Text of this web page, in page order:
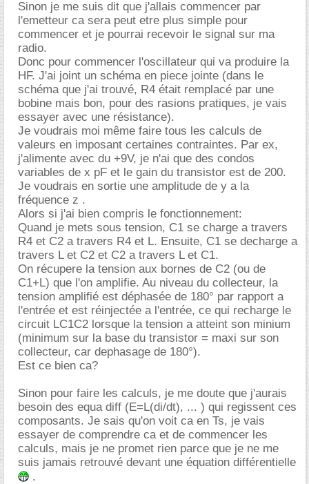
Sinon je me suis dit que j'allais commencer par
l'emetteur ca sera peut etre plus simple pour
commencer et je pourrai recevoir le signal sur ma
radio.
Donc pour commencer l'oscillateur qui va produire la
HF. J'ai joint un schéma en piece jointe (dans le
schéma que j'ai trouvé, R4 était remplacé par une
bobine mais bon, pour des rasions pratiques, je vais
essayer avec une résistance).
Je voudrais moi même faire tous les calculs de
valeurs en imposant certaines contraintes. Par ex,
j'alimente avec du +9V, je n'ai que des condos
variables de x pF et le gain du transistor est de 200.
Je voudrais en sortie une amplitude de y a la
fréquence z .
Alors si j'ai bien compris le fonctionnement:
Quand je mets sous tension, C1 se charge a travers
R4 et C2 a travers R4 et L. Ensuite, C1 se decharge a
travers L et C2 et C2 a travers L et C1.
On récupere la tension aux bornes de C2 (ou de
C1+L) que l'on amplifie. Au niveau du collecteur, la
tension amplifié est déphasée de 180° par rapport a
l'entrée et est réinjectée a l'entrée, ce qui recharge le
circuit LC1C2 lorsque la tension a atteint son minium
(minimum sur la base du transistor = maxi sur son
collecteur, car dephasage de 180°).
Est ce bien ca?
Sinon pour faire les calculs, je me doute que j'aurais
besoin des equa diff (E=L(di/dt), ... ) qui regissent ces
composants. Je sais qu'on voit ca en Ts, je vais
essayer de comprendre ca et de commencer les
calculs, mais je ne promet rien parce que je ne me
suis jamais retrouvé devant une équation différentielle
.